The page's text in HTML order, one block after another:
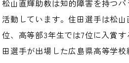
松山直輝助教は知的障害を持つ
活動しています。住田選手は松
位、高等部3年生では7位に入賞
田選手が出場した広島県高等学